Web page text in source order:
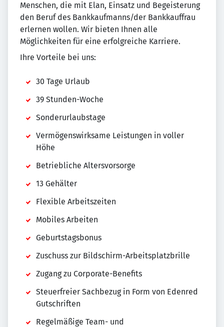
Menschen, die mit Elan, Einsatz und Begeisterung
den Beruf des Bankkaufmanns/der Bankkauffrau
erlernen wollen. Wir bieten Ihnen alle
Möglichkeiten für eine erfolgreiche Karriere.
Ihre Vorteile bei uns:
30 Tage Urlaub
39 Stunden-Woche
Sonderurlaubstage
Vermögenswirksame Leistungen in voller
Höhe
Betriebliche Altersvorsorge
13 Gehälter
Flexible Arbeitszeiten
Mobiles Arbeiten
Geburtstagsbonus
Zuschuss zur Bildschirm-Arbeitsplatzbrille
Zugang zu Corporate-Benefits
Steuerfreier Sachbezug in Form von Edenred
Gutschriften
Regelmäßige Team- und